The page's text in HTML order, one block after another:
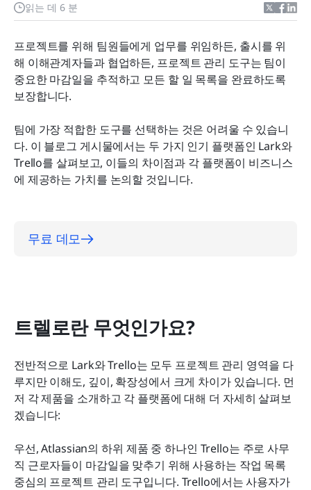
읽는 데 6 분
프로젝트를 위해 팀원들에게 업무를 위임하든, 출시를 위
해 이해관계자들과 협업하든, 프로젝트 관리 도구는 팀이
중요한 마감일을 추적하고 모든 할 일 목록을 완료하도록
보장합니다.
팀에 가장 적합한 도구를 선택하는 것은 어려울 수 있습니
다. 이 블로그 게시물에서는 두 가지 인기 플랫폼인 Lark와
Trello를 살펴보고, 이들의 차이점과 각 플랫폼이 비즈니스
에 제공하는 가치를 논의할 것입니다.
무료 데모
트렐로란 무엇인가요?
전반적으로 Lark와 Trello는 모두 프로젝트 관리 영역을 다
루지만 이해도, 깊이, 확장성에서 크게 차이가 있습니다. 먼
저 각 제품을 소개하고 각 플랫폼에 대해 더 자세히 살펴보
겠습니다:
우선, Atlassian의 하위 제품 중 하나인 Trello는 주로 사무
직 근로자들이 마감일을 맞추기 위해 사용하는 작업 목록
중심의 프로젝트 관리 도구입니다. Trello에서는 사용자가
Lark이란 무엇인가요?
요금제: 더 적게 지불하고 Lark로 더 많이 받으세요
적합한 팀: Lark는 프론트 오피스와 백 오피스 모두에
직관적이며, 대규모 팀에 더 친숙합니다
록 지원합니다
준수: 둘 다 보안 기준을 충족합니다
결론